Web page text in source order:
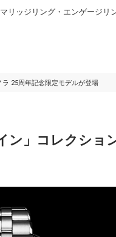
リッジリング・エンゲージリ
25周年記念限定モデルが登場
ン」コレクショ